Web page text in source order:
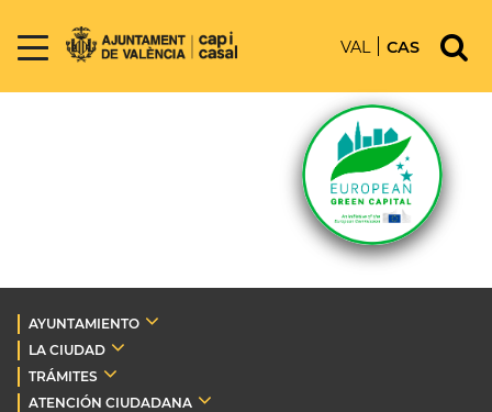
VAL CAS
AYUNTAMIENTO
LA CIUDAD
TRÁMITES
ATENCIÓN CIUDADANA